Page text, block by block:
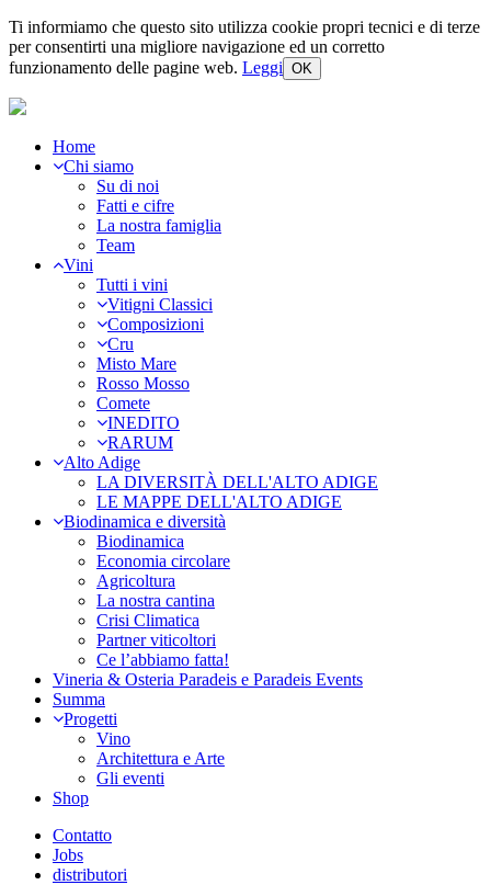
Ti informiamo che questo sito utilizza cookie propri tecnici e di terze
per consentirti una migliore navigazione ed un corretto
funzionamento delle pagine web. Leggi OK
Home
Chi siamo
Su di noi
Fatti e cifre
La nostra famiglia
Team
Vini
Tutti i vini
Vitigni Classici
Composizioni
Cru
Misto Mare
Rosso Mosso
Comete
INEDITO
RARUM
Alto Adige
LA DIVERSITÀ DELL'ALTO ADIGE
LE MAPPE DELL'ALTO ADIGE
Biodinamica e diversità
Biodinamica
Economia circolare
Agricoltura
La nostra cantina
Crisi Climatica
Partner viticoltori
Ce l’abbiamo fatta!
Vineria & Osteria Paradeis e Paradeis Events
Summa
Progetti
Vino
Architettura e Arte
Gli eventi
Shop
Contatto
Jobs
distributori